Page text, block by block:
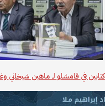
في قامشلو لـ ماهين شيخاني